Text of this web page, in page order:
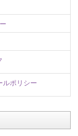
ルポリシー